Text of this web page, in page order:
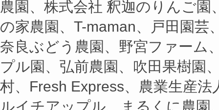
農園、株式会社 釈迦のりんご
の家農園、T-maman、戸田園芸
奈良ぶどう農園、野宮ファーム
プル園、弘前農園、吹田果樹園
村、Fresh Express、農業生産法
ルイチアップル、まるくに農園